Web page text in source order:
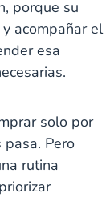
porque su
acompañar el
esa
solo por
Pero
rutina